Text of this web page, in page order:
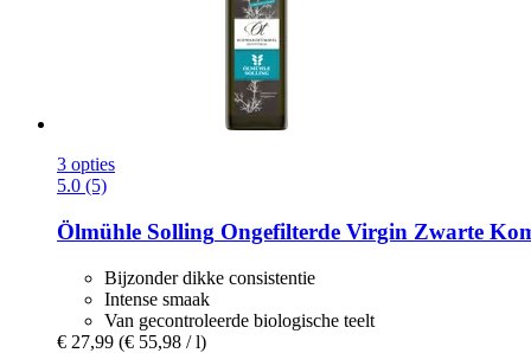
3 opties
5.0 (5)
Ölmühle Solling Ongefilterde Virgin Zwarte
Bijzonder dikke consistentie
Intense smaak
Van gecontroleerde biologische teelt
€ 27,99 (€ 55,98 / l)